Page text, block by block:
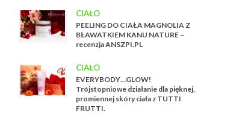
CIAŁO
PEELING DO CIAŁA MAGNOLIA Z
BŁAWATKIEM KANU NATURE –
recenzja ANSZPI.PL
CIAŁO
EVERYBODY…GLOW!
Trójstopniowe działanie dla pięknej,
promiennej skóry ciała z TUTTI
FRUTTI.